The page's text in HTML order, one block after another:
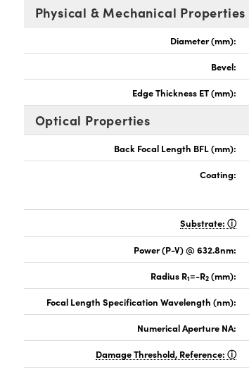
Physical & Mechanical Properties
Diameter (mm):
Bevel:
Edge Thickness ET (mm):
Optical Properties
Back Focal Length BFL (mm):
Coating:
Substrate:
Power (P-V) @ 632.8nm:
Radius R1=-R2 (mm):
Focal Length Specification Wavelength (nm):
Numerical Aperture NA:
Damage Threshold, Reference: